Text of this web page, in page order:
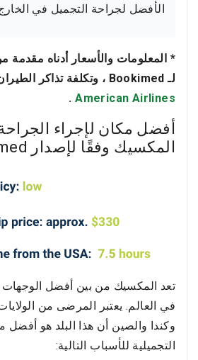
الأفضل لجراحة التجميل في
* المعلومات والأسعار أدناه مقدمة
لـ Bookimed ، وتكلفة تذاكر الطيران مأخوذة من
American Airlines
.
أفضل مكان لإجراء
المكسيك وفقًا لإصدار Bookimed
تعد المكسيك من بين أفضل الوجهات
في العالم. يعتبر المرضى من
وكندا والصين أن هذا البلد هو أفضل
التجميلية للأسباب التالية: